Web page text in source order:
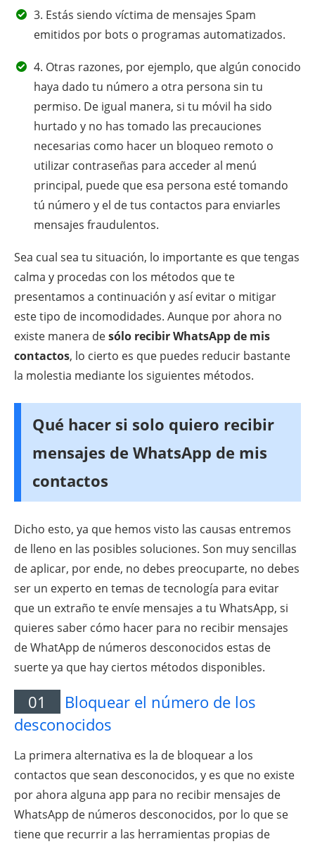
3. Estás siendo víctima de mensajes Spam
emitidos por bots o programas automatizados.
4. Otras razones, por ejemplo, que algún conocido
haya dado tu número a otra persona sin tu
permiso. De igual manera, si tu móvil ha sido
hurtado y no has tomado las precauciones
necesarias como hacer un bloqueo remoto o
utilizar contraseñas para acceder al menú
principal, puede que esa persona esté tomando
tú número y el de tus contactos para enviarles
mensajes fraudulentos.
Sea cual sea tu situación, lo importante es que tengas
calma y procedas con los métodos que te
presentamos a continuación y así evitar o mitigar
este tipo de incomodidades. Aunque por ahora no
existe manera desólo recibir WhatsApp de mis
contactos, lo cierto es que puedes reducir bastante
la molestia mediante los siguientes métodos.
Qué hacer si solo quiero recibir
mensajes de WhatsApp de mis
contactos
Dicho esto, ya que hemos visto las causas entremos
de lleno en las posibles soluciones. Son muy sencillas
de aplicar, por ende, no debes preocuparte, no debes
ser un experto en temas de tecnología para evitar
que un extraño te envíe mensajes a tu WhatsApp, si
quieres saber cómo hacer para no recibir mensajes
de WhatApp de números desconocidos estas de
suerte ya que hay ciertos métodos disponibles.
01
Bloquear el número de los
desconocidos
La primera alternativa es la de bloquear a los
contactos que sean desconocidos, y es que no existe
por ahora alguna app para no recibir mensajes de
WhatsApp de números desconocidos, por lo que se
tiene que recurrir a las herramientas propias de